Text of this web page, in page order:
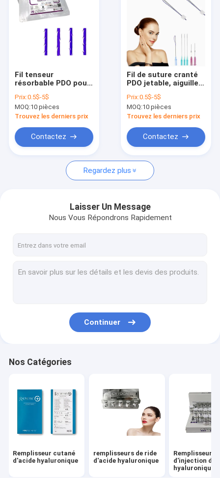
Produits
Visite d'usine
Nouvelles
Demandez une citation
remplisseurs de ride d'acide hyaluronique
Remplisseur d'injection d'acide hyaluronique
Fils de PDO PCL PLLA
Peptide de protéine d'or
Gel de serrage femelle
Kit de rabotage de Derma
Aiguille micro de canule
Fil tenseur
résorbable PDO pour
joues
Prix:0.5$-5$
MOQ:10 pièces
Trouvez les derniers prix
Contactez
Fil de suture cranté
PDO jetable, aiguille
requin, modelage,
lifting par fils PDO
Prix:0.5$-5$
MOQ:10 pièces
Trouvez les derniers prix
Contactez
Regardez plus
Laisser Un Message
Nous Vous Répondrons Rapidement
Continuer
Nos Catégories
Remplisseur cutané
d'acide hyaluronique
remplisseurs de ride
d'acide hyaluronique
Remplisseur
d'injection
hyaluronique